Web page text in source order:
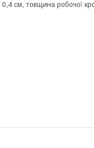
см, товщина робочої